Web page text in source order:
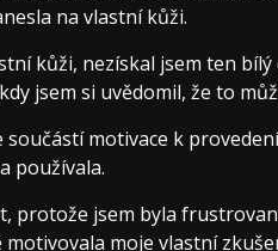
na vlastní kůži.
kůži, nezískal jsem ten
jsem si uvědomil, že to
součástí motivace k
používala.
protože jsem byla
motivovala moje vlastní